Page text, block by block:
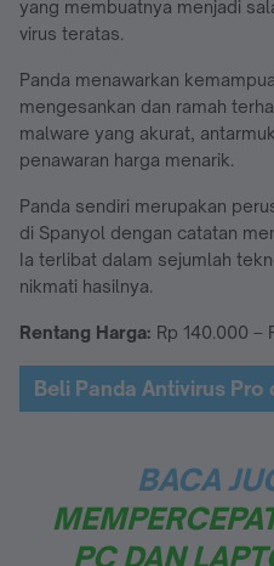
yang membuatnya menjadi
virus teratas.
Panda menawarkan
mengesankan dan ramah
malware yang akurat,
penawaran harga menarik.
Panda sendiri merupakan
di Spanyol dengan catatan
Ia terlibat dalam sejumlah
nikmati hasilnya.
Rentang Harga: Rp 140.000 –
Beli Panda Antivirus Pro
BACA
PC DAN